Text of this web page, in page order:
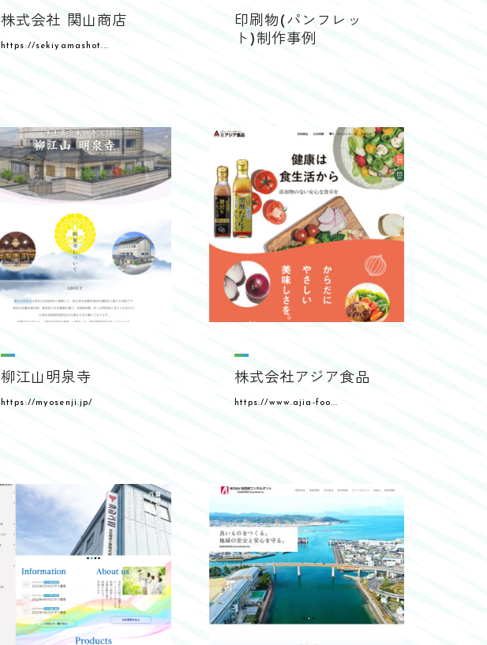
株式会社 関山商店
https://sekiyamashot...
印刷物(パンフレッ
ト)制作事例
柳江山明泉寺
https://myosenji.jp/
株式会社アジア食品
https://www.ajia-foo...